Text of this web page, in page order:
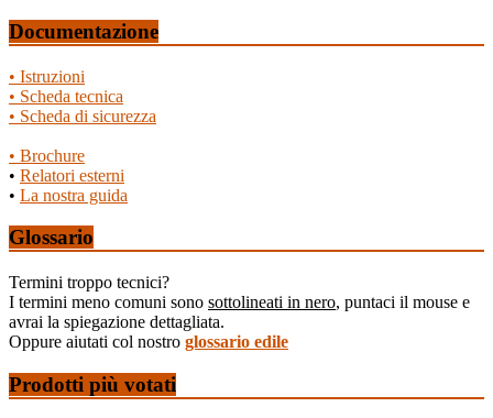
Documentazione
• Istruzioni
• Scheda tecnica
• Scheda di sicurezza
• Brochure
• Relatori esterni
• La nostra guida
Glossario
Termini troppo tecnici?
I termini meno comuni sono sottolineati in nero, puntaci il mouse e
avrai la spiegazione dettagliata.
Oppure aiutati col nostro glossario edile
Prodotti più votati